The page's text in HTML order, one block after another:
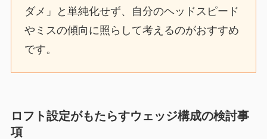
ダメ」と単純化せず、自分のヘッドスピード
やミスの傾向に照らして考えるのがおすすめ
です。
ロフト設定がもたらすウェッジ構成の検討事
項